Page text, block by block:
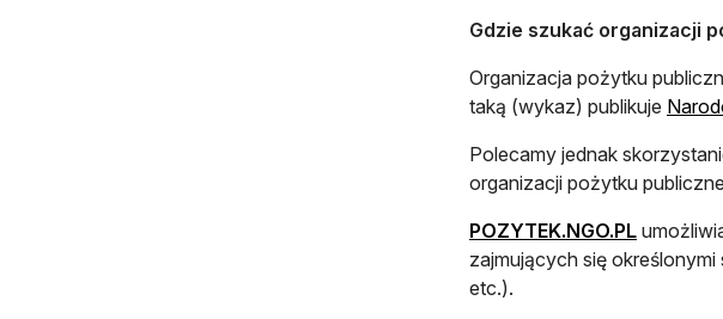
Gdzie szukać organizacji
Organizacja pożytku
taką (wykaz) publikuje
Polecamy jednak
organizacji pożytku
POZYTEK.NGO.PL
zajmujących się
etc.).